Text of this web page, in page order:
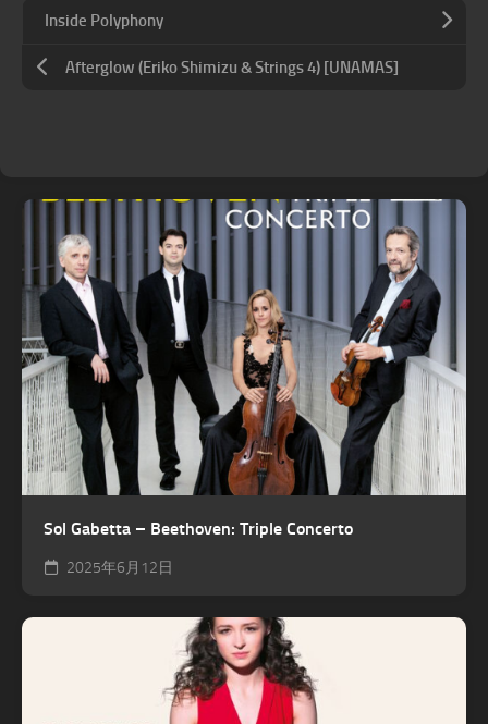
Inside Polyphony
Afterglow (Eriko Shimizu & Strings 4) [UNAMAS]
Sol Gabetta – Beethoven: Triple Concerto
2025年6月12日